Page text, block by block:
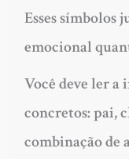
Esses símbolos
emocional
Você deve ler a
concretos: pai,
combinação de